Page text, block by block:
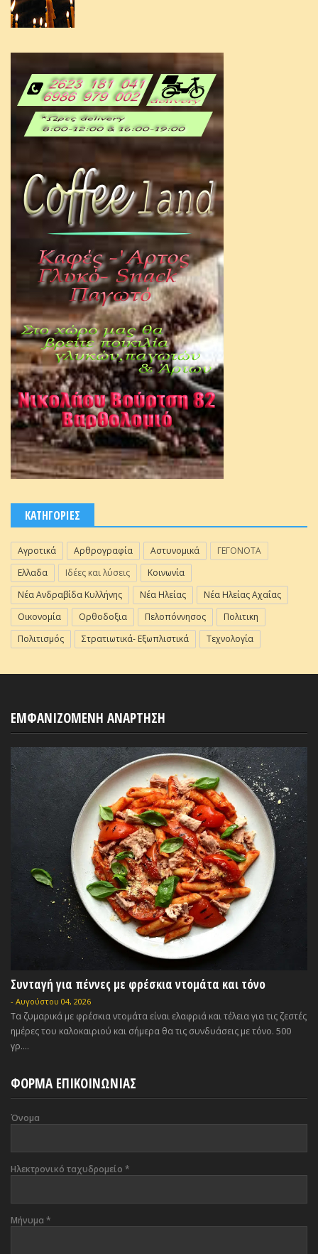
ΚΑΤΗΓΟΡΙΕΣ
Αγροτικά Αρθρογραφία Αστυνομικά
ΓΕΓΟΝΟΤΑ
Ελλαδα
Ιδέες και λύσεις
Κοινωνία
Νέα Ανδραβίδα Κυλλήνης
Νέα Ηλείας
Νέα Ηλείας Αχαΐας
Οικονομία
Ορθοδοξια Πελοπόννησος
Πολιτικη
Πολιτισμός
Στρατιωτικά- Εξωπλιστικά Τεχνολογία
ΕΜΦΑΝΙΖΟΜΕΝΗ ΑΝΑΡΤΗΣΗ
Συνταγή για πέννες με φρέσκια ντομάτα και τόνο
- Αυγούστου 04, 2026
Τα ζυμαρικά με φρέσκια ντομάτα είναι ελαφριά και τέλεια για τις ζεστές
ημέρες του καλοκαιριού και σήμερα θα τις συνδυάσεις με τόνο. 500
γρ....
ΦΟΡΜΑ ΕΠΙΚΟΙΝΩΝΙΑΣ
Όνομα
Ηλεκτρονικό ταχυδρομείο *
Μήνυμα *